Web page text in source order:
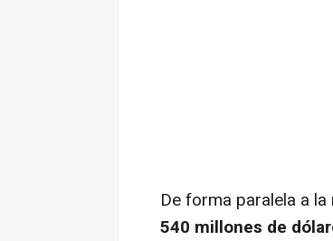
De forma paralela a
540 millones de